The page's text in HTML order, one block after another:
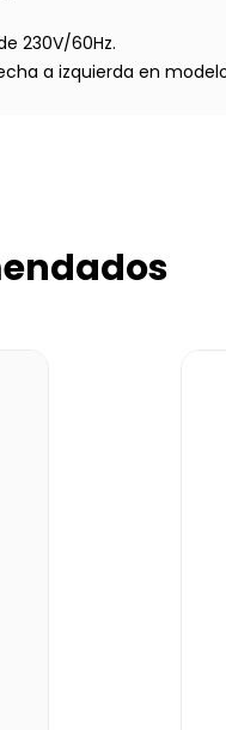
230V/60Hz.
a izquierda en modelo